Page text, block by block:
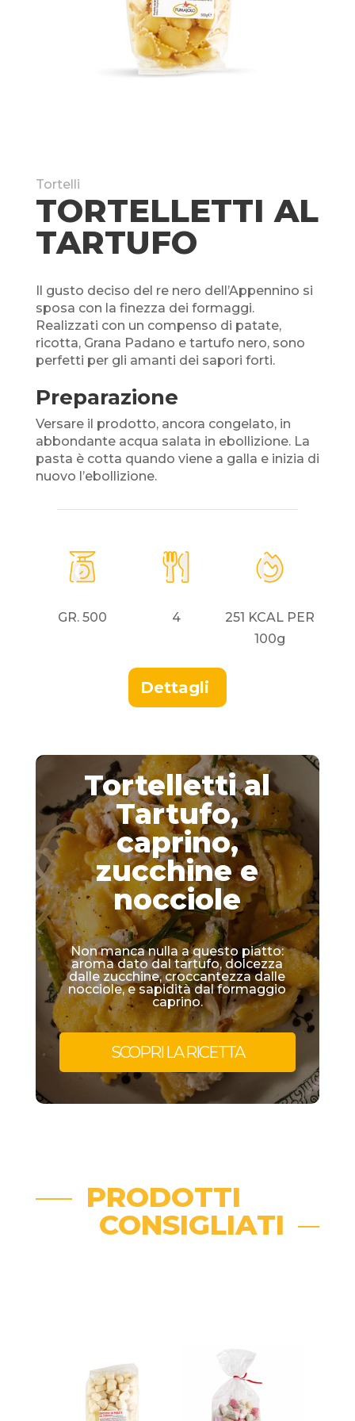
Tortelli
TORTELLETTI AL
TARTUFO
Il gusto deciso del re nero dell’Appennino si
sposa con la finezza dei formaggi.
Realizzati con un compenso di patate,
ricotta, Grana Padano e tartufo nero, sono
perfetti per gli amanti dei sapori forti.
Preparazione
Versare il prodotto, ancora congelato, in
abbondante acqua salata in ebollizione. La
pasta è cotta quando viene a galla e inizia di
nuovo l’ebollizione.
GR. 500 4
251 KCAL PER
100g
Dettagli
Tortelletti al
Tartufo,
caprino,
zucchine e
nocciole
Non manca nulla a questo piatto:
aroma dato dal tartufo, dolcezza
dalle zucchine, croccantezza dalle
nocciole, e sapidità dal formaggio
caprino.
SCOPRI LA RICETTA
PRODOTTI
CONSIGLIATI